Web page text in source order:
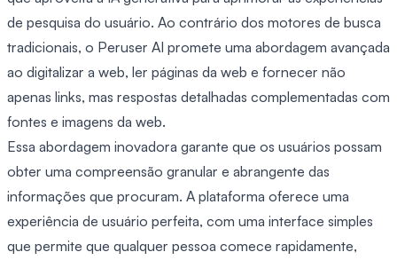
de pesquisa do usuário. Ao contrário dos motores de busca
tradicionais, o Peruser AI promete uma abordagem avançada
ao digitalizar a web, ler páginas da web e fornecer não
apenas links, mas respostas detalhadas complementadas com
fontes e imagens da web.
Essa abordagem inovadora garante que os usuários possam
obter uma compreensão granular e abrangente das
informações que procuram. A plataforma oferece uma
experiência de usuário perfeita, com uma interface simples
que permite que qualquer pessoa comece rapidamente,